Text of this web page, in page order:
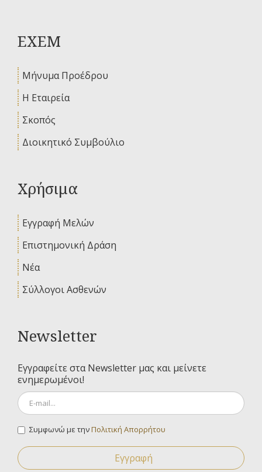
ΕΧΕΜ
Μήνυμα Προέδρου
Η Εταιρεία
Σκοπός
Διοικητικό Συμβούλιο
Χρήσιμα
Εγγραφή Μελών
Επιστημονική Δράση
Νέα
Σύλλογοι Ασθενών
Newsletter
Εγγραφείτε στα Newsletter μας και μείνετε
ενημερωμένοι!
Συμφωνώ με τηνΠολιτική Απορρήτου
Εγγραφή